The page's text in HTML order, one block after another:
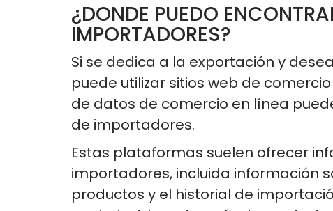
¿DONDE PUEDO
IMPORTADORES?
Si se dedica a la exportación y
puede utilizar sitios web de comercio
de datos de comercio en línea
de importadores.
Estas plataformas suelen ofrecer
importadores, incluida información
productos y el historial de